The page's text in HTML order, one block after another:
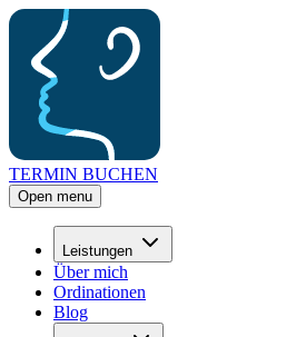
TERMIN BUCHEN
Open menu
Leistungen
Über mich
Ordinationen
Blog